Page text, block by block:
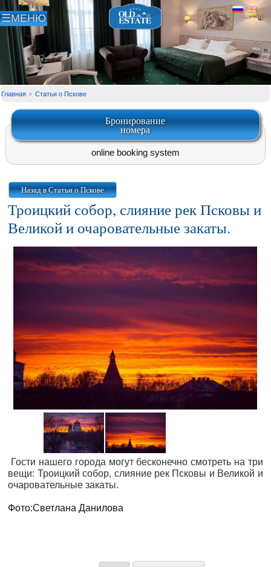
Главная Статьи о Пскове
Бронирование
номера
online booking system
Назад в Статьи о Пскове
Троицкий собор, слияние рек Псковы и
Великой и очаровательные закаты.
Гости нашего города могут бесконечно смотреть на три
вещи: Троицкий собор, слияние рек Псковы и Великой и
очаровательные закаты.
Фото:Светлана Данилова